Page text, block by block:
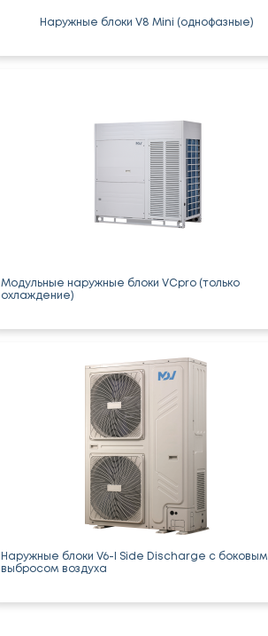
Наружные блоки V8 Mini (однофазные)
Модульные наружные блоки VCpro (только
охлаждение)
Наружные блоки V6-I Side Discharge с боковым
выбросом воздуха